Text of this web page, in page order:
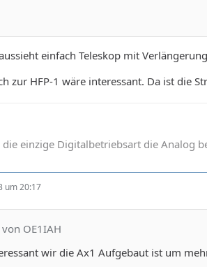
einfach Teleskop mit
zur HFP-1 wäre interessant. Da ist die
die einzige Digitalbetriebsart die Analog
um 20:17
OE1IAH
wir die Ax1 Aufgebaut ist um